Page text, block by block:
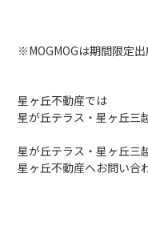
※MOGMOGは期間限定
星ヶ丘不動産では
星が丘テラス・星ヶ丘三
星が丘テラス・星ヶ丘三
星ヶ丘不動産へお問い合